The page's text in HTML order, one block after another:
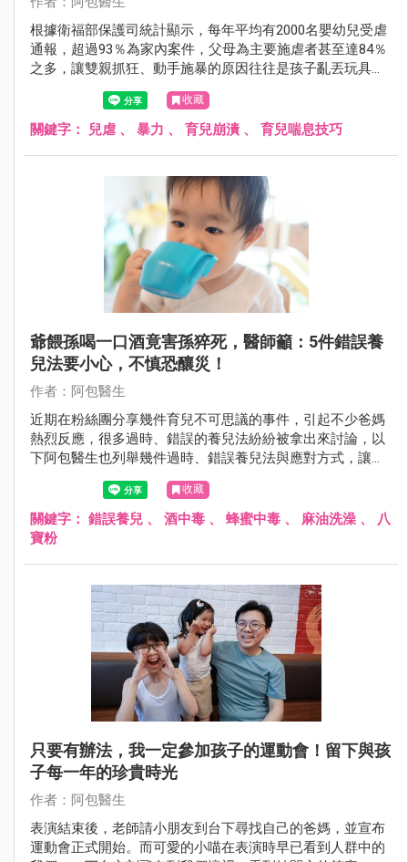
根據衛福部保護司統計顯示，每年平均有2000名嬰幼兒受虐
通報，超過93％為家內案件，父母為主要施虐者甚至達84％
之多，讓雙親抓狂、動手施暴的原因往往是孩子亂丟玩具、
不睡覺等事。
收藏
關鍵字： 兒虐 、 暴力 、 育兒崩潰 、 育兒喘息技巧
爺餵孫喝一口酒竟害孫猝死，醫師籲：5件錯誤養
兒法要小心，不慎恐釀災！
作者：阿包醫生
近期在粉絲團分享幾件育兒不可思議的事件，引起不少爸媽
熱烈反應，很多過時、錯誤的養兒法紛紛被拿出來討論，以
下阿包醫生也列舉幾件過時、錯誤養兒法與應對方式，讓爸
媽拒絕錯誤養育法且不尷尬！
收藏
關鍵字： 錯誤養兒 、 酒中毒 、 蜂蜜中毒 、 麻油洗澡 、 八
寶粉
只要有辦法，我一定參加孩子的運動會！留下與孩
子每一年的珍貴時光
作者：阿包醫生
表演結束後，老師請小朋友到台下尋找自己的爸媽，並宣布
運動會正式開始。而可愛的小喵在表演時早已看到人群中的